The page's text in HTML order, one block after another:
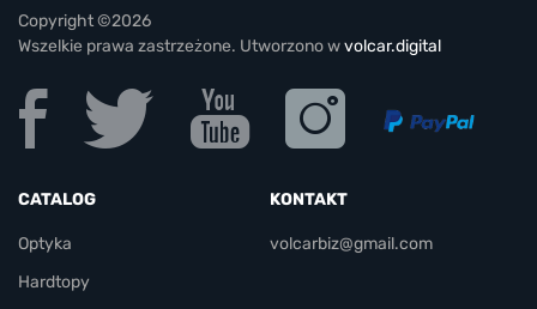
Copyright ©2026
Wszelkie prawa zastrzeżone. Utworzono wvolcar.digital
CATALOG
Optyka
Hardtopy
KONTAKT
volcarbiz@gmail.com